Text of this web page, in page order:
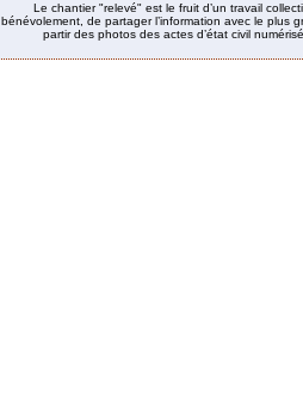
Le chantier "relevé" est le fruit d’un travail
bénévolement, de partager l’information avec le plus
partir des photos des actes d’état civil